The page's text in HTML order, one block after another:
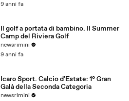
9 anni fa
Il golf a portata di bambino. Il Summer
Camp del Riviera Golf
newsrimini
9 anni fa
Icaro Sport. Calcio d'Estate: 1° Gran
Galà della Seconda Categoria
newsrimini